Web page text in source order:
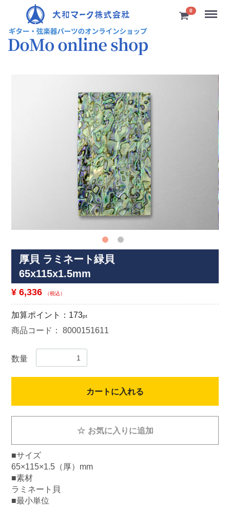
0 Menu
厚貝 ラミネート緑貝
65x115x1.5mm
¥ 6,336 （税込）
加算ポイント： 173pt
商品コード：8000151611
数量
カートに入れる
☆ お気に入りに追加
■サイズ
65×115×1.5（厚）mm
■素材
ラミネート貝
■最小単位